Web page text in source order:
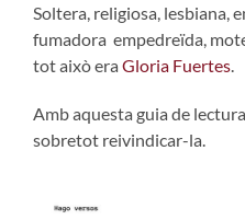
Soltera, religiosa, lesbiana,
fumadora empedreïda,
tot això era Gloria Fuertes
Amb aquesta guia de
sobretot reivindicar-la.